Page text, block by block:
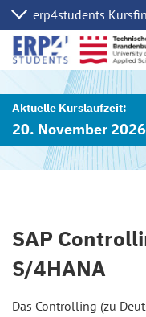
20. November
SAP
S/4HANA
Das Controlling (zu